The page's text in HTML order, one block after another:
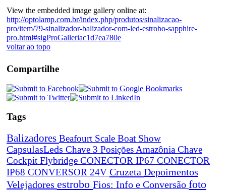
View the embedded image gallery online at:
http://optolamp.com.br/index.php/produtos/sinalizacao-
pro/item/79-sinalizador-balizador-com-led-estrobo-sapphire-
pro.html#sigProGalleriac1d7ea780e
voltar ao topo
Compartilhe
Tags
Balizadores Beafourt Scale Boat Show
CapsulasLeds Chave 3 Posições Amazônia Chave
Cockpit Flybridge CONECTOR IP67 CONECTOR
IP68 CONVERSOR 24V Cruzeta Depoimentos
Velejadores estrobo Fios: Info e Conversão foto